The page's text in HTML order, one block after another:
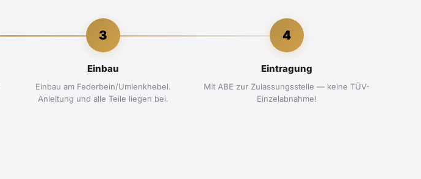
3
Einbau
Einbau am Federbein/Umlenkhebel.
Anleitung und alle Teile liegen bei.
4
Eintragung
Mit ABE zur Zulassungsstelle — keine TÜV-
Einzelabnahme!